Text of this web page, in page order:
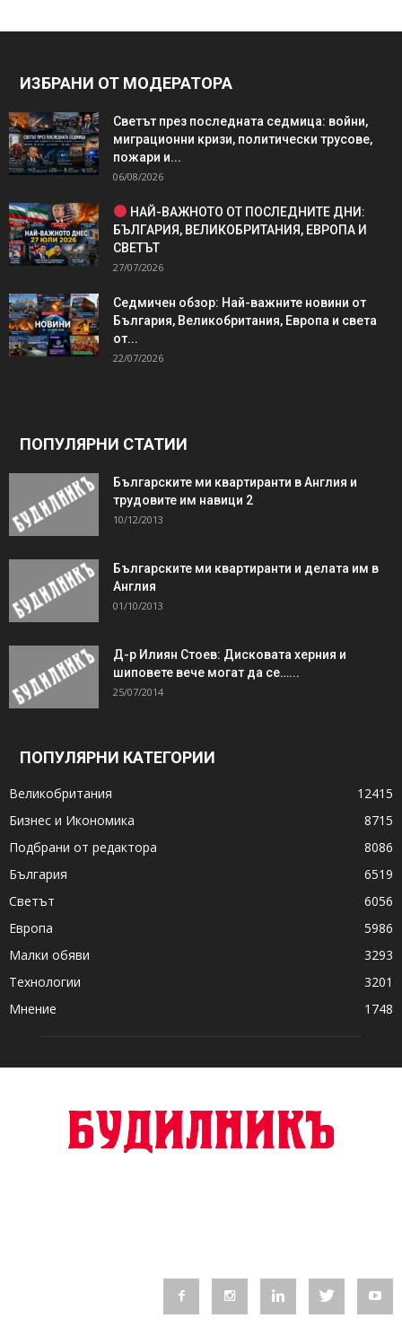
ИЗБРАНИ ОТ МОДЕРАТОРА
Светът през последната седмица: войни,
миграционни кризи, политически трусове,
пожари и...
06/08/2026
НАЙ-ВАЖНОТО ОТ ПОСЛЕДНИТЕ ДНИ:
БЪЛГАРИЯ, ВЕЛИКОБРИТАНИЯ, ЕВРОПА И
СВЕТЪТ
27/07/2026
Седмичен обзор: Най-важните новини от
България, Великобритания, Европа и света
от...
22/07/2026
ПОПУЛЯРНИ СТАТИИ
Българските ми квартиранти в Англия и
трудовите им навици 2
10/12/2013
Българските ми квартиранти и делата им в
Англия
01/10/2013
Д-р Илиян Стоев: Дисковата херния и
шиповете вече могат да се…...
25/07/2014
ПОПУЛЯРНИ КАТЕГОРИИ
Великобритания
12415
Бизнес и Икономика
8715
Подбрани от редактора
8086
България
6519
Светът
6056
Европа
5986
Малки обяви
3293
Технологии
3201
Мнение
1748